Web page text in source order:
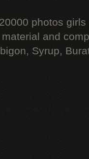
photos
and
Syrup,